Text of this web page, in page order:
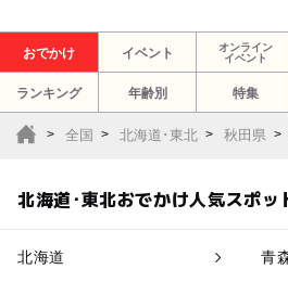
おでかけ イベント
オンライン
イベント
ランキング 年齢別 特集
全国 北海道･東北 秋田県
北海道･東北おでかけ人気スポッ
北海道 青